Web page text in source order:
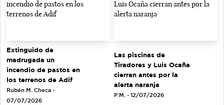
Extinguido de
madrugada un
incendio de pastos en
los terrenos de Adif
Rubén M. Checa -
07/07/2026
Las piscinas de
Tiradores y Luis Ocaña
cierran antes por la
alerta naranja
P.M. - 12/07/2026